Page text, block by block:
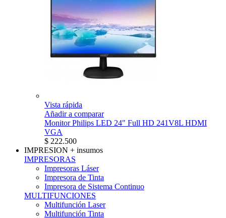
Vista rápida
Añadir a comparar
Monitor Philips LED 24" Full HD 241V8L HDMI
VGA
$ 222.500
IMPRESION + insumos
IMPRESORAS
Impresoras Láser
Impresora de Tinta
Impresora de Sistema Continuo
MULTIFUNCIONES
Multifunción Laser
Multifunción Tinta